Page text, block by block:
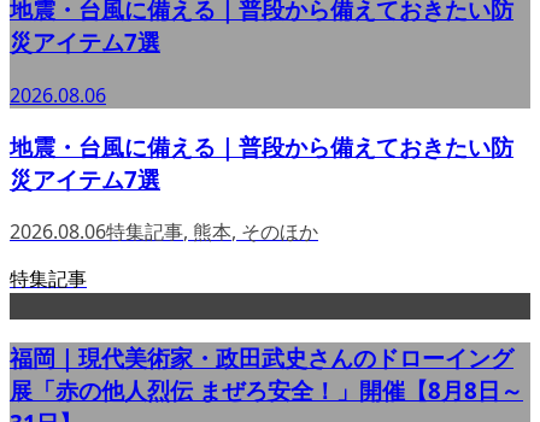
地震・台風に備える｜普段から備えておきたい防
災アイテム7選
2026.08.06
地震・台風に備える｜普段から備えておきたい防
災アイテム7選
2026.08.06特集記事, 熊本, そのほか
特集記事
福岡｜現代美術家・政田武史さんのドローイング
展「赤の他人烈伝 まぜろ安全！」開催【8月8日～